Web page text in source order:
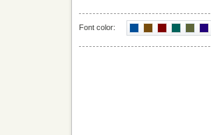
Font color: